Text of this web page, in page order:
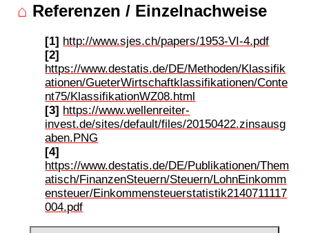
⌂ Referenzen / Einzelnachweise
[1] http://www.sjes.ch/papers/1953-VI-4.pdf
[2]
https://www.destatis.de/DE/Methoden/Klassifik
ationen/GueterWirtschaftklassifikationen/Conte
nt75/KlassifikationWZ08.html
[3] https://www.wellenreiter-
invest.de/sites/default/files/20150422.zinsausg
aben.PNG
[4]
https://www.destatis.de/DE/Publikationen/Them
atisch/FinanzenSteuern/Steuern/LohnEinkomm
ensteuer/Einkommensteuerstatistik2140711117
004.pdf